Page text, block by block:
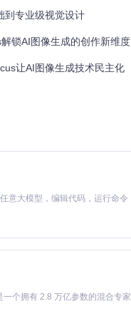
素材，需要展现产品细节与
成数量4张
品效果图，包含表盘细节
阳系行星"插图，需要兼具
系行星，每个行星有独特
育图表"
排列"布局
格强度70%
到专业级视觉设计
锁AI图像生成的创作新维度
让AI图像生成技术民主化